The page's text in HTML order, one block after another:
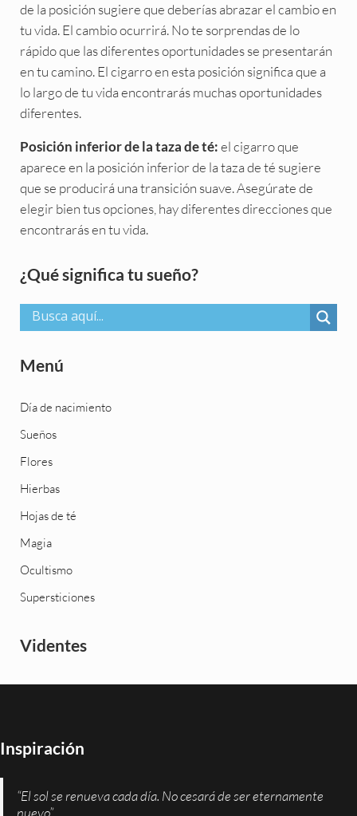
de la posición sugiere que deberías abrazar el cambio en
tu vida. El cambio ocurrirá. No te sorprendas de lo
rápido que las diferentes oportunidades se presentarán
en tu camino. El cigarro en esta posición significa que a
lo largo de tu vida encontrarás muchas oportunidades
diferentes.
Posición inferior de la taza de té: el cigarro que
aparece en la posición inferior de la taza de té sugiere
que se producirá una transición suave. Asegúrate de
elegir bien tus opciones, hay diferentes direcciones que
encontrarás en tu vida.
Sidebar
¿Qué significa tu sueño?
Menú
Día de nacimiento
Sueños
Flores
Hierbas
Hojas de té
Magia
Ocultismo
Supersticiones
Videntes
Inspiración
“El sol se renueva cada día. No cesará de ser eternamente
nuevo”